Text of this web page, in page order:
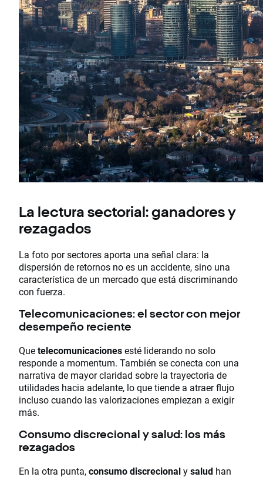
La lectura sectorial: ganadores y
rezagados
La foto por sectores aporta una señal clara: la
dispersión de retornos no es un accidente, sino una
característica de un mercado que está discriminando
con fuerza.
Telecomunicaciones: el sector con mejor
desempeño reciente
Quetelecomunicacionesesté liderando no solo
responde a momentum. También se conecta con una
narrativa de mayor claridad sobre la trayectoria de
utilidades hacia adelante, lo que tiende a atraer flujo
incluso cuando las valorizaciones empiezan a exigir
más.
Consumo discrecional y salud: los más
rezagados
En la otra punta,consumo discrecionalysalud han